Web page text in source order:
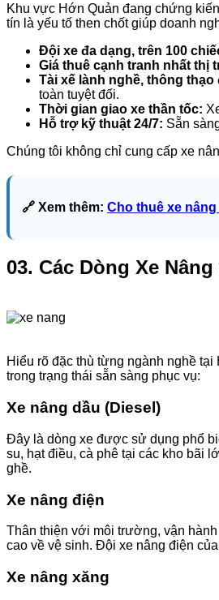
Khu vực Hớn Quản đang chứng
tín là yếu tố then chốt giúp doanh
Đội xe đa dạng, trên 100
Giá thuê cạnh tranh nhất thị
Tài xế lành nghề, thông thạo
toàn tuyệt đối.
Thời gian giao xe thần tốc:
Hỗ trợ kỹ thuật 24/7: Sẵn
Chúng tôi không chỉ cung cấp xe
🔗 Xem thêm: Cho thuê xe
03. Các Dòng Xe
Hiểu rõ đặc thù từng ngành nghề
trong trạng thái sẵn sàng phục vụ:
Xe nâng dầu (Diesel)
Đây là dòng xe được sử dụng phổ
su, hạt điều, cà phê tại các kho bãi
ghề.
Xe nâng điện
Thân thiện với môi trường, vận
cao về vệ sinh. Đội xe nâng điện
Xe nâng xăng